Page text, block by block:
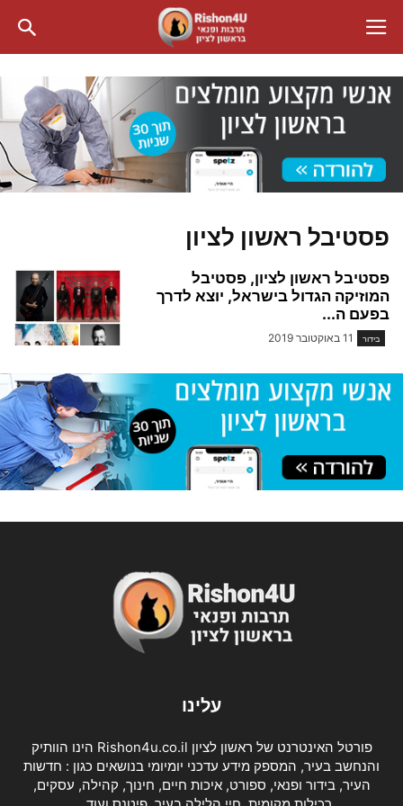
פסטיבל ראשון לציון
פסטיבל ראשון לציון, פסטיבל
המוזיקה הגדול בישראל, יוצא לדרך
בפעם ה...
בידור 11 באוקטובר 2019
עלינו
פורטל האינטרנט של ראשון לציון Rishon4u.co.il הינו הוותיק
והנחשב בעיר, המספק מידע עדכני יומיומי בנושאים כגון : חדשות
העיר, בידור ופנאי, ספורט, איכות חיים, חינוך, קהילה, עסקים,